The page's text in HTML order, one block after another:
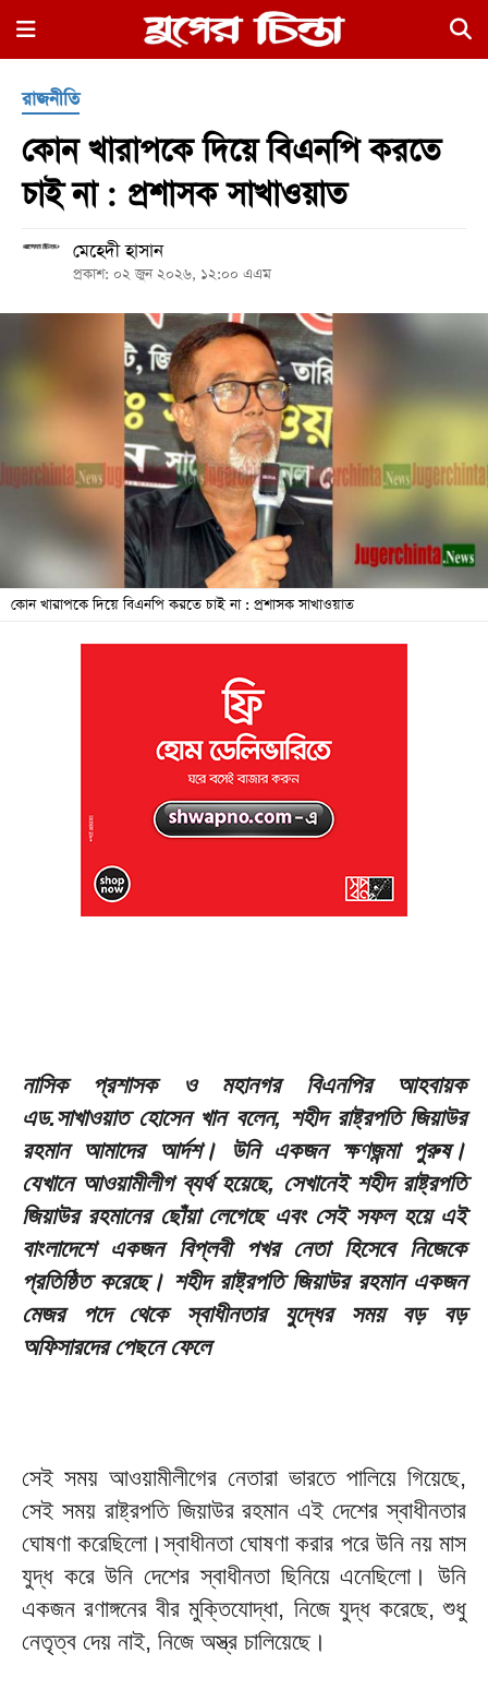
×
রাজনীতি
জুড়ে
নগরের
আদালতপাড়া
জনদুর্ভোগ
বিশেষ
সংবাদ
রাজনীতি
কোন খারাপকে দিয়ে বিএনপি করতে
চাই না : প্রশাসক সাখাওয়াত
মেহেদী হাসান
প্রকাশ: ০২ জুন ২০২৬, ১২:০০ এএম
কোন খারাপকে দিয়ে বিএনপি করতে চাই না : প্রশাসক সাখাওয়াত
নাসিক প্রশাসক ও মহানগর বিএনপির আহবায়ক
এড.সাখাওয়াত হোসেন খান বলেন, শহীদ রাষ্ট্রপতি জিয়াউর
রহমান আমাদের আর্দশ। উনি একজন ক্ষণজন্মা পুরুষ।
যেখানে আওয়ামীলীগ ব্যর্থ হয়েছে, সেখানেই শহীদ রাষ্ট্রপতি
জিয়াউর রহমানের ছোঁয়া লেগেছে এবং সেই সফল হয়ে এই
বাংলাদেশে একজন বিপ্লবী পখর নেতা হিসেবে নিজেকে
প্রতিষ্ঠিত করেছে। শহীদ রাষ্ট্রপতি জিয়াউর রহমান একজন
মেজর পদে থেকে স্বাধীনতার যুদ্ধের সময় বড় বড়
অফিসারদের পেছনে ফেলে
সেই সময় আওয়ামীলীগের নেতারা ভারতে পালিয়ে গিয়েছে,
সেই সময় রাষ্ট্রপতি জিয়াউর রহমান এই দেশের স্বাধীনতার
ঘোষণা করেছিলো।স্বাধীনতা ঘোষণা করার পরে উনি নয় মাস
যুদ্ধ করে উনি দেশের স্বাধীনতা ছিনিয়ে এনেছিলো। উনি
একজন রণাঙ্গনের বীর মুক্তিযোদ্ধা, নিজে যুদ্ধ করেছে, শুধু
নেতৃত্ব দেয় নাই, নিজে অস্ত্র চালিয়েছে।